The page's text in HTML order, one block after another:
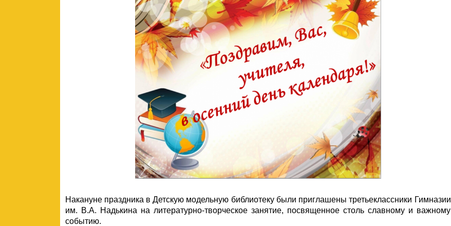
Накануне праздника в Детскую модельную библиотеку были приглашены третьеклассники Гимназии
им. В.А. Надькина на литературно-творческое занятие, посвященное столь славному и важному
событию.